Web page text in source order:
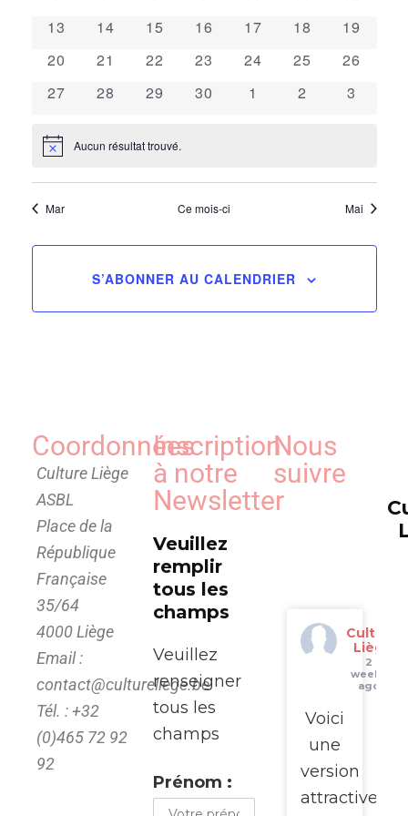
de
vues
Évènements
0
13
0
14
0
15
0
16
0
17
0
18
0
19
0
20
0
21
0
22
0
23
0
24
0
25
0
26
0
27
0
28
0
29
0
30
0
1
0
2
0
3
Notice Aucun résultat trouvé.
Mar Ce mois-ci Mai
S’ABONNER AU CALENDRIER
Coordonnées
Culture Liège
ASBL
Place de la
République
Française
35/64
4000 Liège
Email :
contact@cultureliege.be
Tél. : +32
(0)465 72 92
92
Inscription
à notre
Newsletter
Veuillez
remplir
tous les
champs
Veuillez
renseigner
tous les
champs
Prénom :
Nous
suivre
Culture
Liège
2
weeks
ago
Voici
une
version
attractive